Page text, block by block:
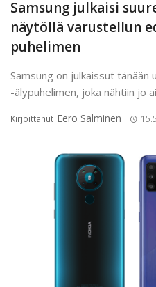
Samsung julkaisi
näytöllä varustellun
puhelimen
Samsung on julkaissut tänään
-älypuhelimen, joka nähtiin jo
Kirjoittanut Eero Salminen